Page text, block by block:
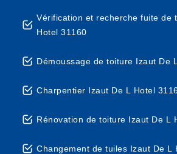
Vérification et recherche fuite de
Hotel 31160
Démoussage de toiture Izaut De
Charpentier Izaut De L Hotel
Rénovation de toiture Izaut De L
Changement de tuiles Izaut De L